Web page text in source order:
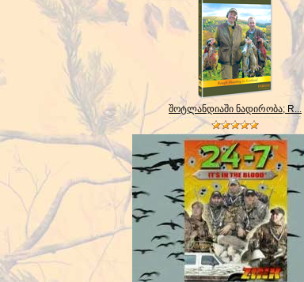
შოტლანდიაში ნადირობა; R...